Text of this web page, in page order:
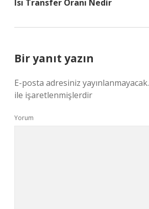
Isı Transfer Oranı Nedir
Bir yanıt yazın
E-posta adresiniz yayınlanmayacak.
ile işaretlenmişlerdir
Yorum